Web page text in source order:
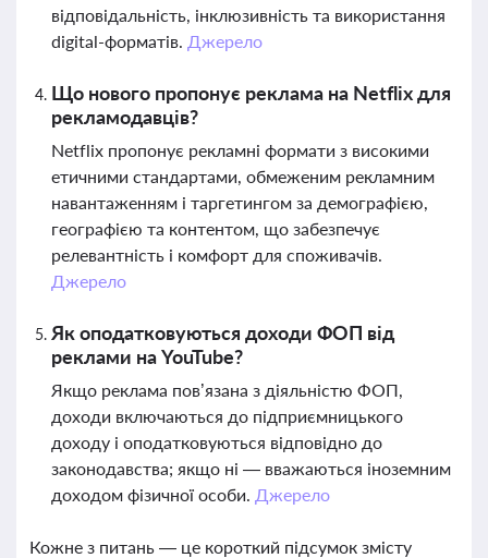
відповідальність, інклюзивність та використання
digital-форматів. Джерело
Що нового пропонує реклама на Netflix для
рекламодавців?
Netflix пропонує рекламні формати з високими
етичними стандартами, обмеженим рекламним
навантаженням і таргетингом за демографією,
географією та контентом, що забезпечує
релевантність і комфорт для споживачів.
Джерело
Як оподатковуються доходи ФОП від
реклами на YouTube?
Якщо реклама пов’язана з діяльністю ФОП,
доходи включаються до підприємницького
доходу і оподатковуються відповідно до
законодавства; якщо ні — вважаються іноземним
доходом фізичної особи. Джерело
Кожне з питань — це короткий підсумок змісту